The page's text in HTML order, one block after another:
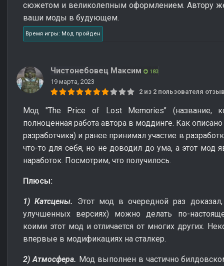
сюжетом и великолепным оформлением. Автору
ваши моды в будующем.
Время игры: Мод пройден
Чистонебовец Максим 183
19 марта, 2023
2 из 2 пользователя
Мод "The Price of Lost Memories" (название,
полноценная работа автора в моддинге. Как
разработчика) и ранее принимал участие в
что-то для себя, но не доводил до ума, а этот мод
наработок. Посмотрим, что получилось.
Плюсы:
1) Катсцены. Этот мод в очередной раз
улучшенных версиях) можно делать по-
коими этот мод и отличается от многих других.
впервые в модификациях на сталкер.
2) Атмосфера. Мод выполнен в частично